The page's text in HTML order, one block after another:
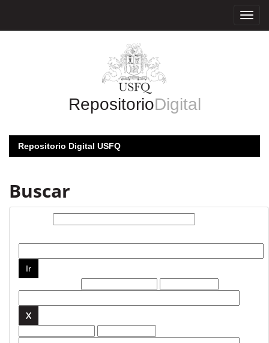
RepositorioDigital
Repositorio Digital USFQ
Buscar